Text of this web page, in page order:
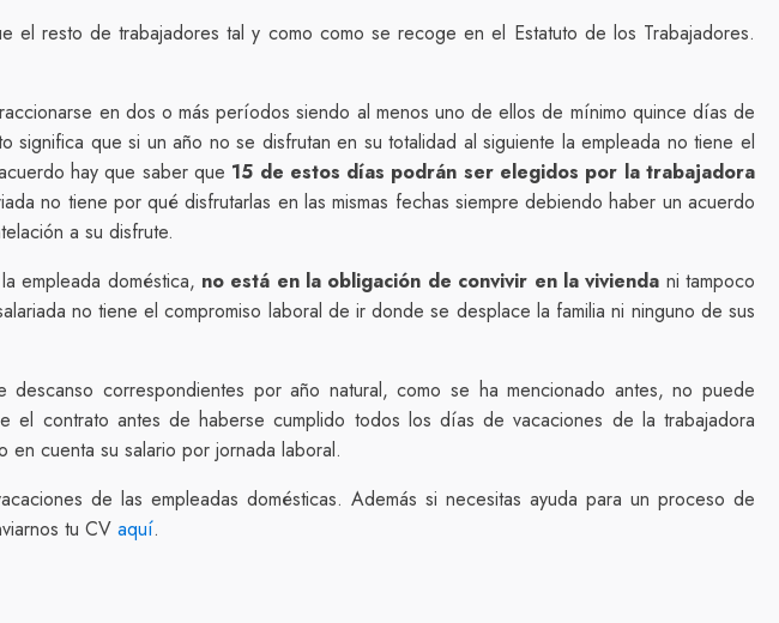
resto de trabajadores tal y como como se recoge en el Estatuto de los Trabajadores.
en dos o más períodos siendo al menos uno de ellos de mínimo quince días de
que si un año no se disfrutan en su totalidad al siguiente la empleada no tiene el
hay que saber que 15 de estos días podrán ser elegidos por la trabajadora
no tiene por qué disfrutarlas en las mismas fechas siempre debiendo haber un acuerdo
a su disfrute.
empleada doméstica, no está en la obligación de convivir en la vivienda ni tampoco
no tiene el compromiso laboral de ir donde se desplace la familia ni ninguno de sus
correspondientes por año natural, como se ha mencionado antes, no puede
el contrato antes de haberse cumplido todos los días de vacaciones de la trabajadora
cuenta su salario por jornada laboral.
de las empleadas domésticas. Además si necesitas ayuda para un proceso de
tu CV aquí.